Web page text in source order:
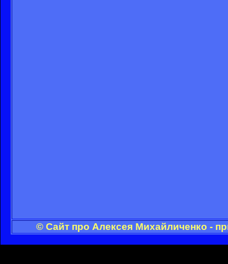
© Сайт про Алексея Михайличенко -